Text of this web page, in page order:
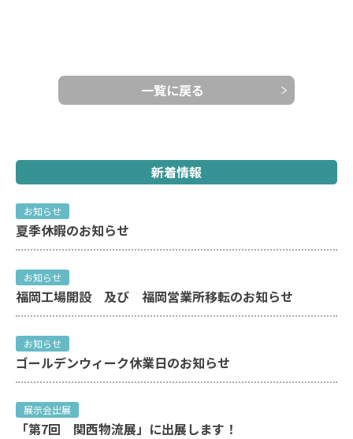
一覧に戻る
新着情報
お知らせ
夏季休暇のお知らせ
お知らせ
福岡工場開設 及び 福岡営業所移転のお知らせ
お知らせ
ゴールデンウィーク休業日のお知らせ
展示会出展
「第7回 関西物流展」に出展します！